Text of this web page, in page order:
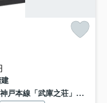
武庫之荘」駅 バス13分 阪神バス「地域総合センター今北」 停歩2分